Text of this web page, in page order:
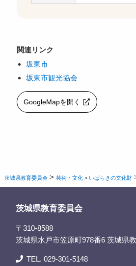
関連リンク
坂東市
坂東市観光協会
GoogleMapを開く
茨城県教育委員会 >芸術・文化 > いばらきの文化財
茨城県教育委員会
〒310-8588
茨城県水戸市笠原町978番6 茨城県
TEL. 029-301-5148